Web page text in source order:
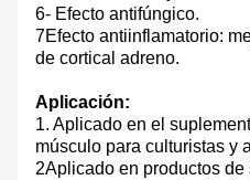
6- Efecto antifúngico.
7Efecto antiinflamatorio:
de cortical adreno.
Aplicación:
1. Aplicado en el
músculo para culturistas y
2Aplicado en productos